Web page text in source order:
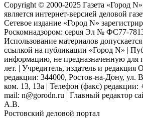
Copyright © 2000-2025 Газета «Город
является интернет-версией деловой
Сетевое издание «Город N»
Роскомнадзором: серuя Эл № ФС77-
Использование материалов
ссылкой на публикации «Город N» |
информацию, не предназначенную для
лет. | Учредитель, издатель и
редакции: 344000, Ростов-на-Дону, ул.
ком. 13, 13а | Телефон (факс) редакции:
mail: n@gorodn.ru | Главный редактор
А.В.
Ростовский деловой портал